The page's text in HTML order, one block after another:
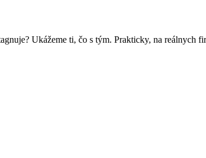
Ukážeme ti, čo s tým. Prakticky, na reálnych